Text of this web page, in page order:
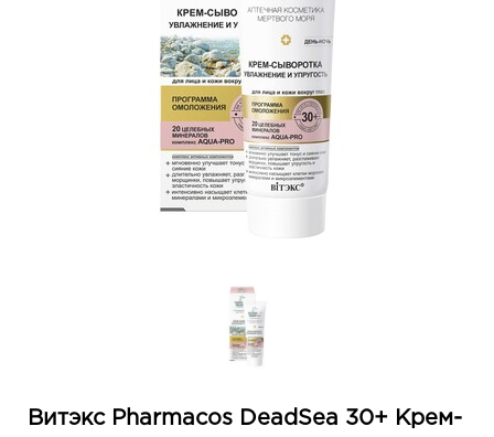
Витэкс Pharmacos DeadSea 30+ Крем-